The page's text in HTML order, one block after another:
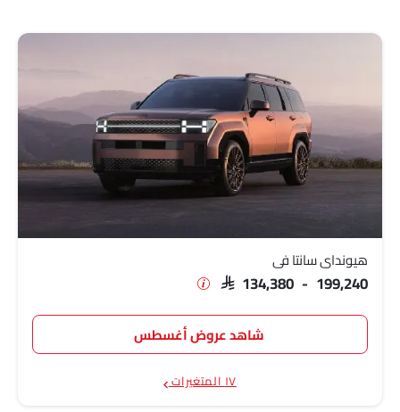
هيونداي سانتا في
SAR 134,380 - 199,240
شاهد عروض أغسطس
١٧ المتغيرات